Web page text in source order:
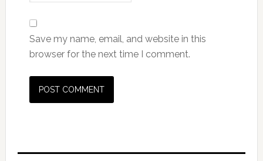
Save my name, email, and website in this
browser for the next time I comment.
Primary